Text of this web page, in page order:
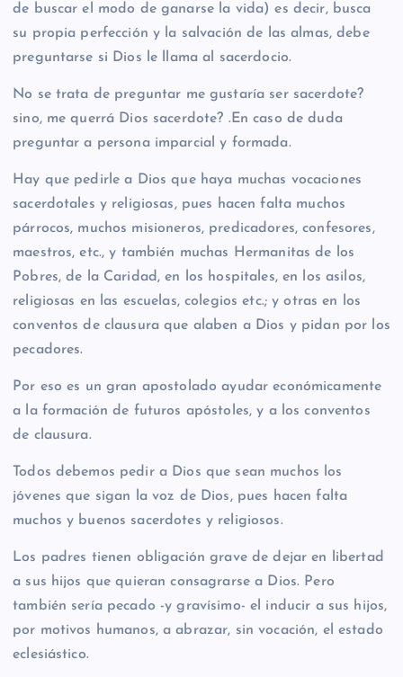
de buscar el modo de ganarse la vida) es decir, busca
su propia perfección y la salvación de las almas, debe
preguntarse si Dios le llama al sacerdocio.
No se trata de preguntar me gustaría ser sacerdote?
sino, me querrá Dios sacerdote? .En caso de duda
preguntar a persona imparcial y formada.
Hay que pedirle a Dios que haya muchas vocaciones
sacerdotales y religiosas, pues hacen falta muchos
párrocos, muchos misioneros, predicadores, confesores,
maestros, etc., y también muchas Hermanitas de los
Pobres, de la Caridad, en los hospitales, en los asilos,
religiosas en las escuelas, colegios etc.; y otras en los
conventos de clausura que alaben a Dios y pidan por los
pecadores.
Por eso es un gran apostolado ayudar económicamente
a la formación de futuros apóstoles, y a los conventos
de clausura.
Todos debemos pedir a Dios que sean muchos los
jóvenes que sigan la voz de Dios, pues hacen falta
muchos y buenos sacerdotes y religiosos.
Los padres tienen obligación grave de dejar en libertad
a sus hijos que quieran consagrarse a Dios. Pero
también sería pecado -y gravísimo- el inducir a sus hijos,
por motivos humanos, a abrazar, sin vocación, el estado
eclesiástico.